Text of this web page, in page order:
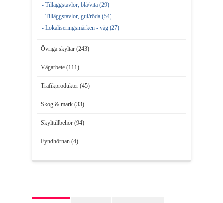
- Tilläggstavlor, blå/vita (29)
- Tilläggstavlor, gul/röda (54)
- Lokaliseringsmärken - väg (27)
Övriga skyltar (243)
Vägarbete (111)
Trafikprodukter (45)
Skog & mark (33)
Skylttillbehör (94)
Fyndhörnan (4)